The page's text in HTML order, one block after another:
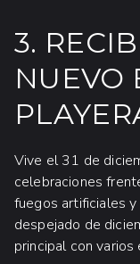
3.
NUEVO
Vive el 31 de
celebraciones
fuegos artificiales
despejado de
principal con